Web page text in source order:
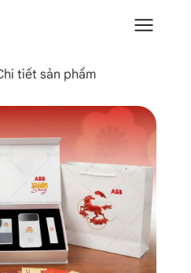
tiết sản phẩm